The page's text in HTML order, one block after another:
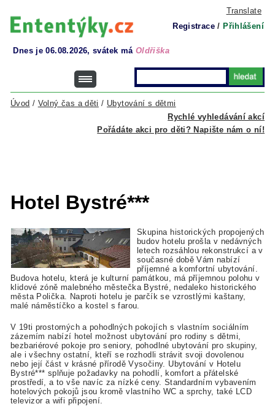
Translate
Registrace / Přihlášení
Dnes je 06.08.2026, svátek má Oldřiška
Rychlé vyhledávání akcí
Úvod / Volný čas a děti / Ubytování s dětmi
Pořádáte akci pro děti? Napište nám o ní!
Hotel Bystré***
Skupina historických propojených
budov hotelu prošla v nedávných
letech rozsáhlou rekonstrukcí a v
současné době Vám nabízí
příjemné a komfortní ubytování.
Budova hotelu, která je kulturní památkou, má příjemnou polohu v
klidové zóně malebného městečka Bystré, nedaleko historického
města Polička. Naproti hotelu je parčík se vzrostlými kaštany,
malé náměstíčko a kostel s farou.
V 19ti prostorných a pohodlných pokojích s vlastním sociálním
zázemím nabízí hotel možnost ubytování pro rodiny s dětmi,
bezbariérové pokoje pro seniory, pohodlné ubytování pro skupiny,
ale i všechny ostatní, kteří se rozhodli strávit svoji dovolenou
nebo její část v krásné přírodě Vysočiny. Ubytování v Hotelu
Bystré*** splňuje požadavky na pohodlí, komfort a přátelské
prostředí, a to vše navíc za nízké ceny. Standardním vybavením
hotelových pokojů jsou kromě vlastního WC a sprchy, také LCD
televizor a wifi připojení.